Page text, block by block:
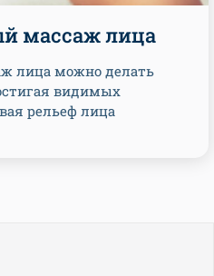
массаж лица
лица можно делать
видимых
рельеф лица